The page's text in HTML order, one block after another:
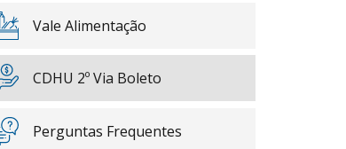
Vale Alimentação
CDHU 2º Via Boleto
Perguntas Frequentes